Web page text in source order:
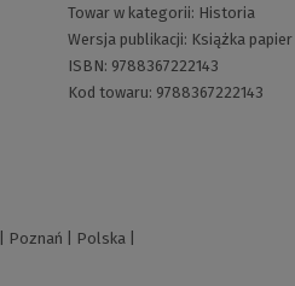
Towar w kategorii: Historia
Wersja publikacji: Książka papier
ISBN: 9788367222143
Kod towaru: 9788367222143
Poznań | Polska |